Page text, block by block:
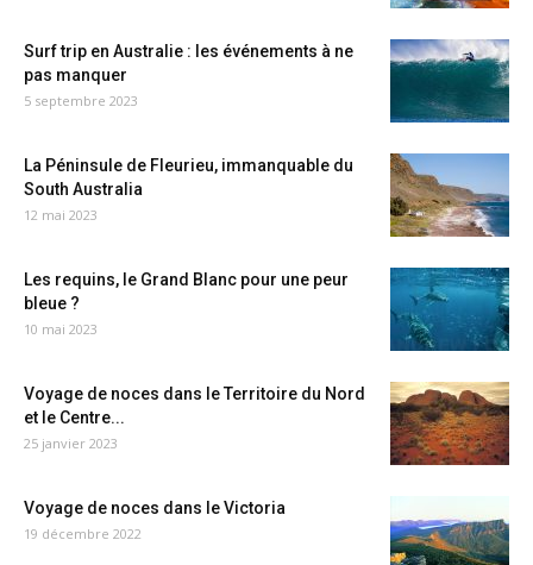
Surf trip en Australie : les événements à ne
pas manquer
5 septembre 2023
La Péninsule de Fleurieu, immanquable du
South Australia
12 mai 2023
Les requins, le Grand Blanc pour une peur
bleue ?
10 mai 2023
Voyage de noces dans le Territoire du Nord
et le Centre...
25 janvier 2023
Voyage de noces dans le Victoria
19 décembre 2022